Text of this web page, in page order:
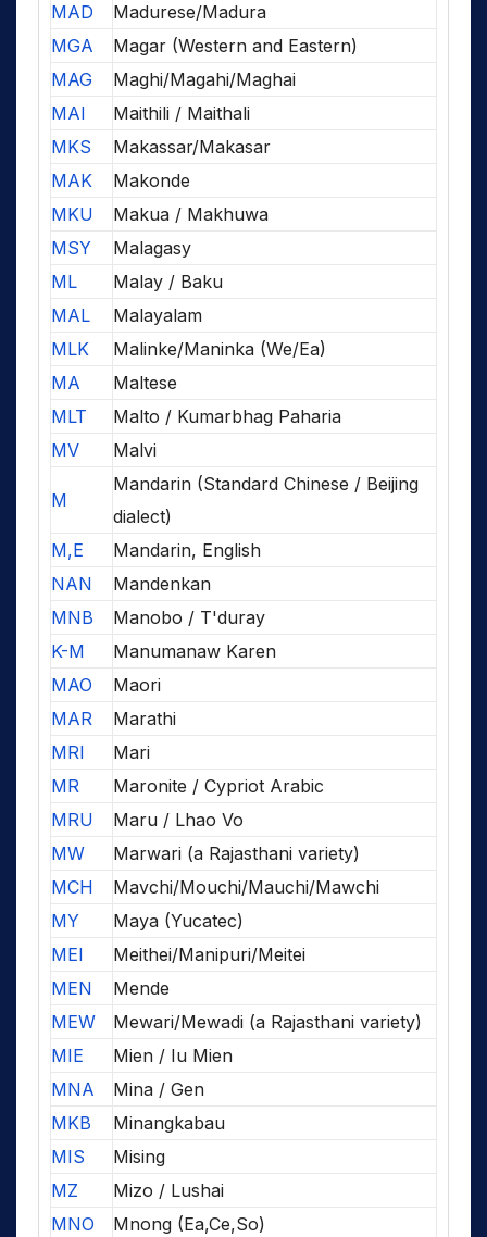
MAD
Madurese/Madura
MGA
Magar (Western and Eastern)
MAG
Maghi/Magahi/Maghai
MAI
Maithili / Maithali
MKS
Makassar/Makasar
MAK
Makonde
MKU
Makua / Makhuwa
MSY
Malagasy
ML
Malay / Baku
MAL
Malayalam
MLK
Malinke/Maninka (We/Ea)
MA
Maltese
MLT
Malto / Kumarbhag Paharia
MV
Malvi
M
Mandarin (Standard Chinese / Beijing
dialect)
M,E
Mandarin, English
NAN
Mandenkan
MNB
Manobo / T'duray
K-M
Manumanaw Karen
MAO
Maori
MAR
Marathi
MRI
Mari
MR
Maronite / Cypriot Arabic
MRU
Maru / Lhao Vo
MW
Marwari (a Rajasthani variety)
MCH
Mavchi/Mouchi/Mauchi/Mawchi
MY
Maya (Yucatec)
MEI
Meithei/Manipuri/Meitei
MEN
Mende
MEW
Mewari/Mewadi (a Rajasthani variety)
MIE
Mien / Iu Mien
MNA
Mina / Gen
MKB
Minangkabau
MIS
Mising
MZ
Mizo / Lushai
MNO
Mnong (Ea,Ce,So)